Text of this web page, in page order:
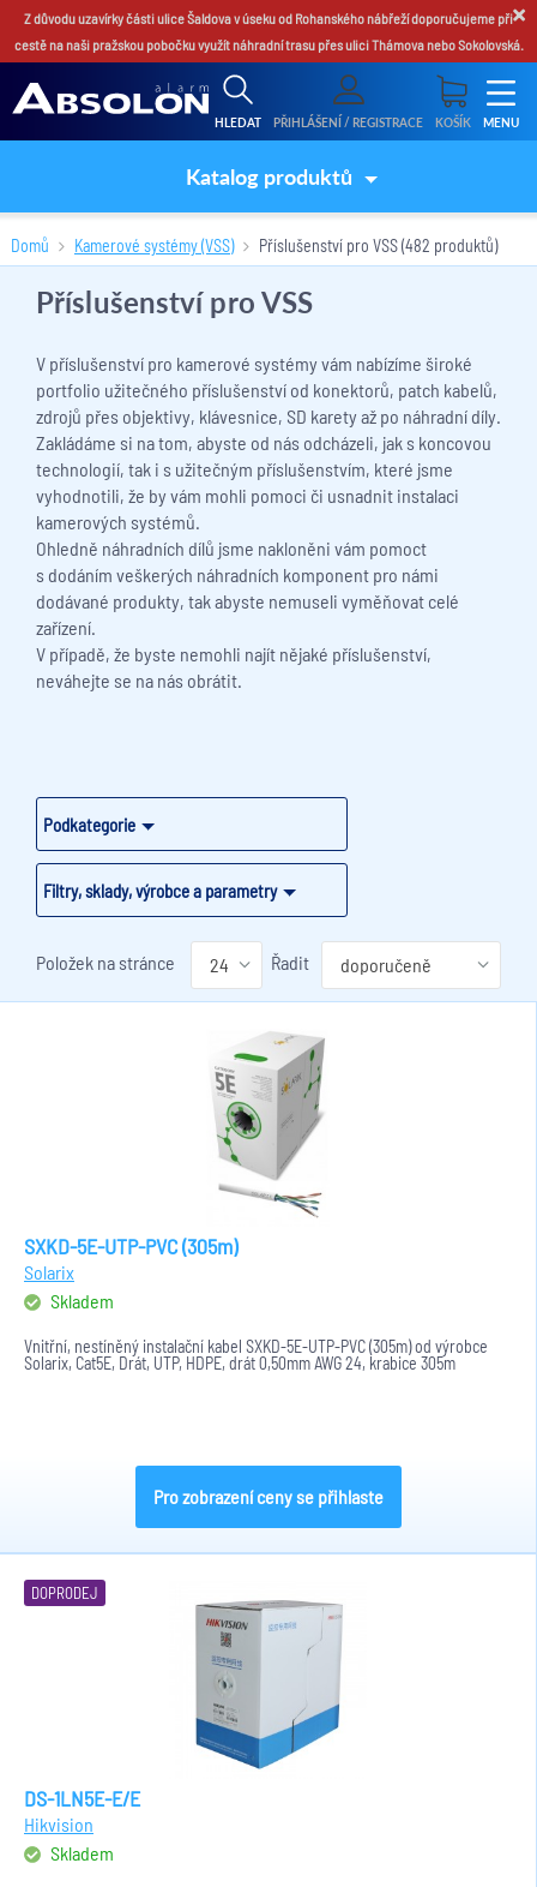
×
Z důvodu uzavírky části ulice Šaldova v úseku od Rohanského nábřeží doporučujeme při
cestě na naši pražskou pobočku využít náhradní trasu přes ulici Thámova nebo Sokolovská.
HLEDAT PŘIHLÁŠENÍ / REGISTRACE KOŠÍK MENU
Katalog produktů
Domů Kamerové systémy (VSS) Příslušenství pro VSS(482 produktů)
Podkategorie
Filtry, sklady, výrobce a parametry
Příslušenství pro VSS
V příslušenství pro kamerové systémy vám nabízíme široké
portfolio užitečného příslušenství od konektorů, patch kabelů,
zdrojů přes objektivy, klávesnice, SD karety až po náhradní díly.
Zakládáme si na tom, abyste od nás odcházeli, jak s koncovou
technologií, tak i s užitečným příslušenstvím, které jsme
vyhodnotili, že by vám mohli pomoci či usnadnit instalaci
kamerových systémů.
Ohledně náhradních dílů jsme nakloněni vám pomoct
s dodáním veškerých náhradních komponent pro námi
dodávané produkty, tak abyste nemuseli vyměňovat celé
zařízení.
V případě, že byste nemohli najít nějaké příslušenství,
neváhejte se na nás obrátit.
Položek na stránce Řadit
SXKD-5E-UTP-PVC (305m)
Solarix
Skladem
Vnitřní, nestíněný instalační kabel SXKD-5E-UTP-PVC (305m) od výrobce
Solarix, Cat5E, Drát, UTP, HDPE, drát 0,50mm AWG 24, krabice 305m
Pro zobrazení ceny se přihlaste
DOPRODEJ
DS-1LN5E-E/E
Hikvision
Skladem